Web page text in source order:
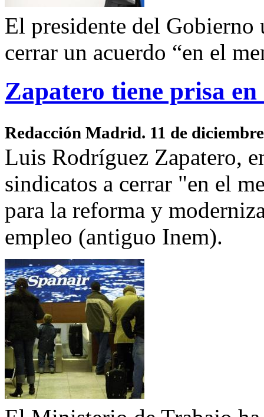
El presidente del Gobierno
cerrar un acuerdo “en el
Zapatero tiene prisa
Redacción Madrid. 11 de
Luis Rodríguez Zapatero,
sindicatos a cerrar "en el
para la reforma y
empleo (antiguo Inem).